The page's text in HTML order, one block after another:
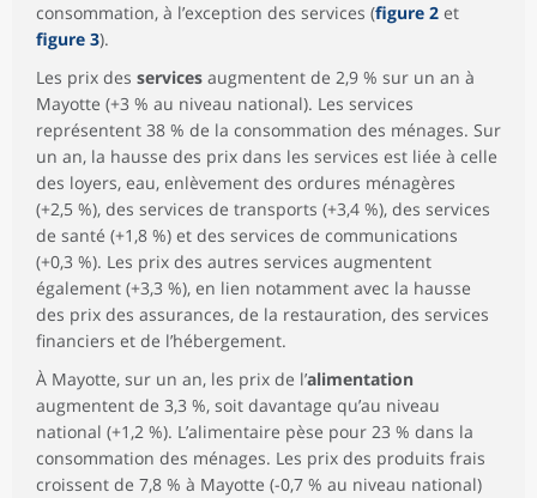
Autres services² 1 646 105,3 108,8 108,8
Ensemble
Ensemble hors
Énergie
9 085 105,8 108,4
Ensemble hors
Tabac
9 902 106,8 109,8 109,9
consommation, à l’exception des services (figure 2 et
figure 3).
Les prix des services augmentent de 2,9 % sur un an à
Mayotte (+3 % au niveau national). Les services
représentent 38 % de la consommation des ménages. Sur
un an, la hausse des prix dans les services est liée à celle
des loyers, eau, enlèvement des ordures ménagères
(+2,5 %), des services de transports (+3,4 %), des services
de santé (+1,8 %) et des services de communications
(+0,3 %). Les prix des autres services augmentent
également (+3,3 %), en lien notamment avec la hausse
des prix des assurances, de la restauration, des services
financiers et de l’hébergement.
À Mayotte, sur un an, les prix de l’alimentation
augmentent de 3,3 %, soit davantage qu’au niveau
national (+1,2 %). L’alimentaire pèse pour 23 % dans la
consommation des ménages. Les prix des produits frais
croissent de 7,8 % à Mayotte (-0,7 % au niveau national)